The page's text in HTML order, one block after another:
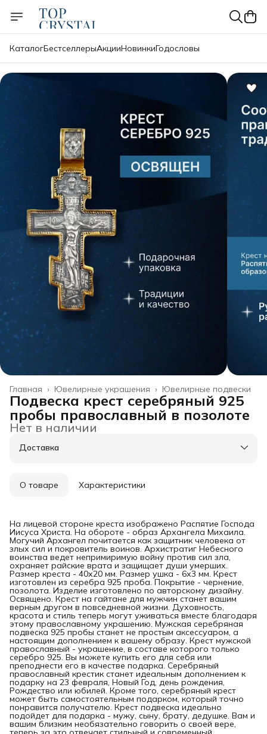
КаталогБестселлерыАкцииНовинкиГодословы
Ювелирные подвески
Ювелирные украшения ›
Главная ›
Подвеска крест серебряный 925
пробы православный в позолоте
Нет в наличии
Доставка
О товаре Характеристики
На лицевой стороне креста изображено Распятие Господа
Иисуса Христа. На обороте - образ Архангела Михаила.
Могучий Архангел почитается как защитник человека от
злых сил и покровитель воинов. Архистратиг Небесного
воинства ведет непримиримую войну против сил зла,
охраняет райские врата и защищает души умерших.
Размер креста - 40х20 мм. Размер ушка - 6х3 мм. Крест
изготовлен из серебра 925 проба. Покрытие - чернение,
позолота. Изделие изготовлено по авторскому дизайну.
Освящено. Крест на гайтане для мужчин станет вашим
верным другом в повседневной жизни. Духовность,
красота и стиль теперь могут уживаться вместе благодаря
этому православному украшению. Мужская серебряная
подвеска 925 пробы станет не простым аксессуаром, а
настоящим дополнением к вашему образу. Крест мужской
православный - украшение, в составе которого только
серебро 925. Вы можете купить его для себя или
преподнести его в качестве подарка. Серебряный
православный крестик станет идеальным дополнением к
подарку на 23 февраля, Новый Год, день рождения,
Рождество или юбилей. Кроме того, серебряный крест
может быть самостоятельным подарком, который точно
понравится получателю. Крест подвеска идеально
подойдет для подарка - мужу, сыну, брату, дедушке. Вам и
вашим близким необязательно говорить о своей вере,